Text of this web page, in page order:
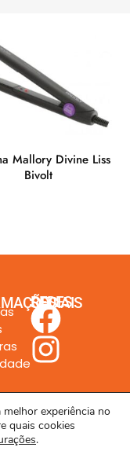
Mallory Divine Liss
Bivolt
REDES SOCIAIS
experiência no
quais cookies
.